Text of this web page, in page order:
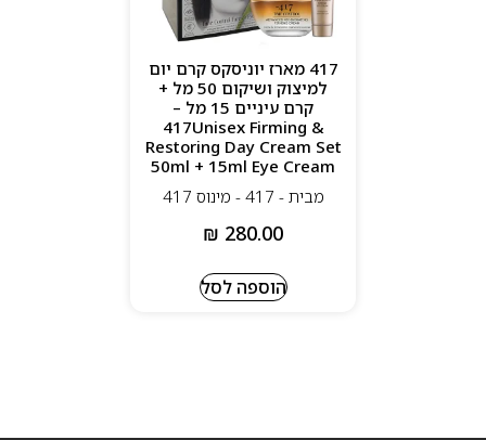
417 מארז יוניסקס קרם יום
למיצוק ושיקום 50 מל +
קרם עיניים 15 מל –
417Unisex Firming &
Restoring Day Cream Set
50ml + 15ml Eye Cream
מבית - 417 - מינוס 417
₪ 280.00
הוספה לסל